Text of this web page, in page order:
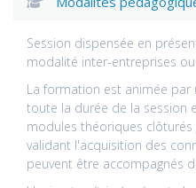
Session dispensée en
modalité inter-entreprises
La formation est animée par
toute la durée de la session
modules théoriques
validant l'acquisition des
peuvent être accompagnés